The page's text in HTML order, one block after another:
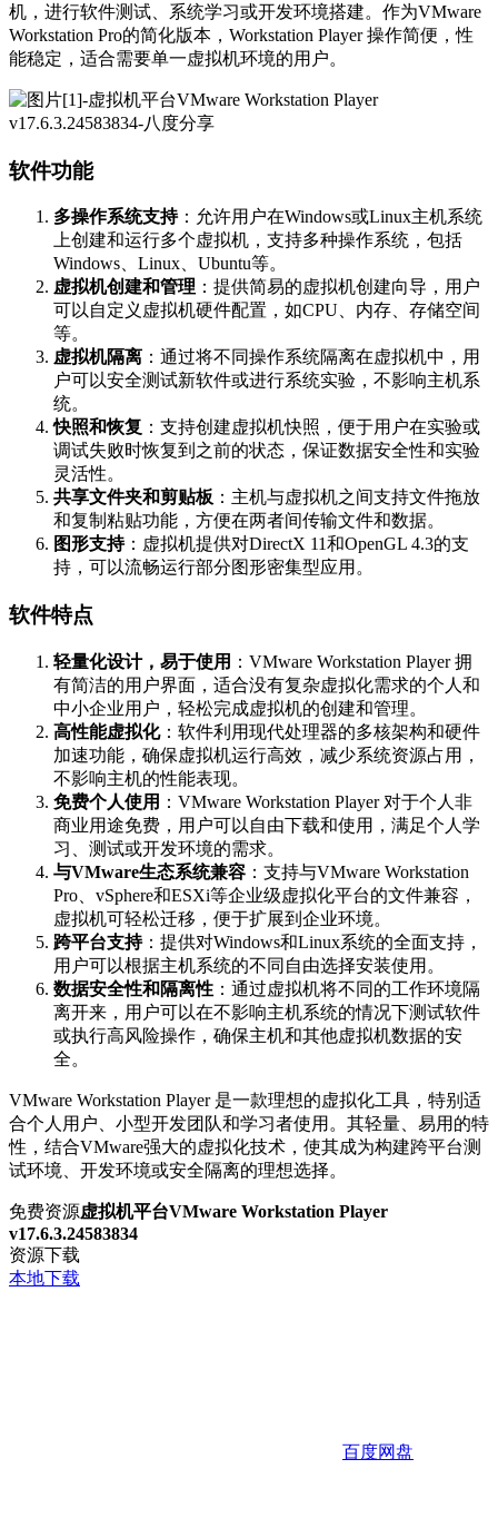
机，进行软件测试、系统学习或开发环境搭建。作为VMware
Workstation Pro的简化版本，Workstation Player 操作简便，性
能稳定，适合需要单一虚拟机环境的用户。
软件功能
多操作系统支持：允许用户在Windows或Linux主机系统
上创建和运行多个虚拟机，支持多种操作系统，包括
Windows、Linux、Ubuntu等。
虚拟机创建和管理 ：提供简易的虚拟机创建向导，用户
可以自定义虚拟机硬件配置，如CPU、内存、存储空间
等。
虚拟机隔离 ：通过将不同操作系统隔离在虚拟机中，用
户可以安全测试新软件或进行系统实验，不影响主机系
统。
快照和恢复 ：支持创建虚拟机快照，便于用户在实验或
调试失败时恢复到之前的状态，保证数据安全性和实验
灵活性。
共享文件夹和剪贴板 ：主机与虚拟机之间支持文件拖放
和复制粘贴功能，方便在两者间传输文件和数据。
图形支持：虚拟机提供对DirectX 11和OpenGL 4.3的支
持，可以流畅运行部分图形密集型应用。
软件特点
轻量化设计，易于使用 ：VMware Workstation Player 拥
有简洁的用户界面，适合没有复杂虚拟化需求的个人和
中小企业用户，轻松完成虚拟机的创建和管理。
高性能虚拟化：软件利用现代处理器的多核架构和硬件
加速功能，确保虚拟机运行高效，减少系统资源占用，
不影响主机的性能表现。
免费个人使用 ：VMware Workstation Player 对于个人非
商业用途免费，用户可以自由下载和使用，满足个人学
习、测试或开发环境的需求。
与VMware生态系统兼容 ：支持与VMware Workstation
Pro、vSphere和ESXi等企业级虚拟化平台的文件兼容，
虚拟机可轻松迁移，便于扩展到企业环境。
跨平台支持：提供对Windows和Linux系统的全面支持，
用户可以根据主机系统的不同自由选择安装使用。
数据安全性和隔离性 ：通过虚拟机将不同的工作环境隔
离开来，用户可以在不影响主机系统的情况下测试软件
或执行高风险操作，确保主机和其他虚拟机数据的安
全。
VMware Workstation Player 是一款理想的虚拟化工具，特别适
合个人用户、小型开发团队和学习者使用。其轻量、易用的特
性，结合VMware强大的虚拟化技术，使其成为构建跨平台测
试环境、开发环境或安全隔离的理想选择。
免费资源虚拟机平台VMware Workstation Player
v17.6.3.24583834
资源下载
本地下载
百度网盘